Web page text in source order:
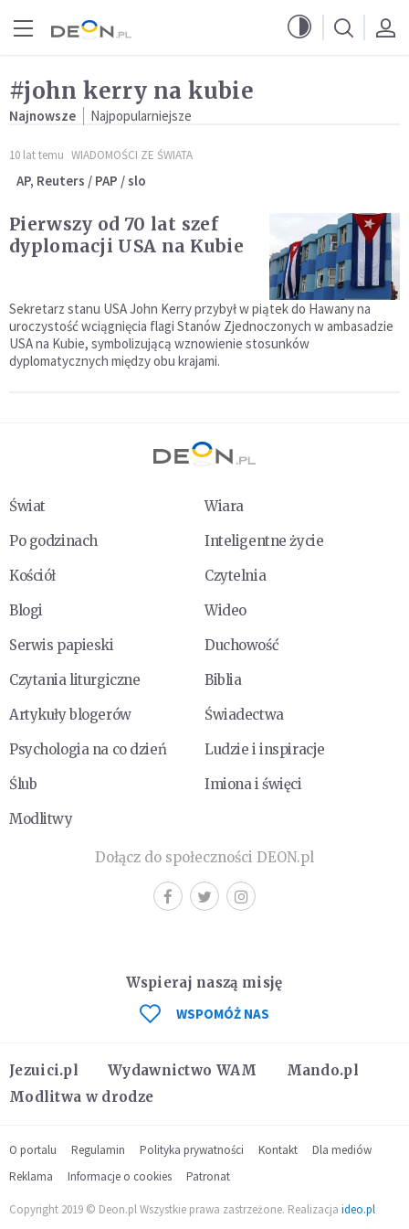
#john kerry na kubie
Najnowsze Najpopularniejsze
10 lat temu WIADOMOŚCI ZE ŚWIATA
AP, Reuters / PAP / slo
Pierwszy od 70 lat szef
dyplomacji USA na Kubie
Sekretarz stanu USA John Kerry przybył w piątek do Hawany na
uroczystość wciągnięcia flagi Stanów Zjednoczonych w ambasadzie
USA na Kubie, symbolizującą wznowienie stosunków
dyplomatycznych między obu krajami.
Świat
Wiara
Po godzinach
Inteligentne życie
Kościół
Czytelnia
Blogi
Wideo
Serwis papieski
Duchowość
Czytania liturgiczne
Biblia
Artykuły blogerów
Świadectwa
Psychologia na co dzień
Ludzie i inspiracje
Ślub
Imiona i święci
Modlitwy
Dołącz do społeczności DEON.pl
Jezuici.pl Wydawnictwo WAM
Mando.pl
Modlitwa w drodze
Wspieraj naszą misję
WSPOMÓŻ NAS
O portalu Regulamin Polityka prywatności Kontakt
Dla mediów
Reklama
Informacje o cookies Patronat
Copyright 2019 © Deon.pl Wszystkie prawa zastrzeżone. Realizacja ideo.pl